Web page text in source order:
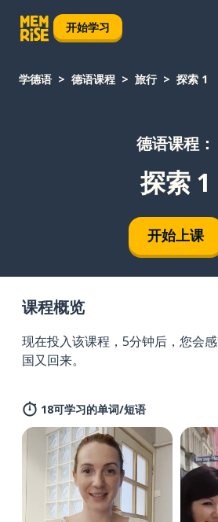
开始学习
学德语 德语课程 旅行 探索 1
德语课程：
探索 1
开始上课
课程概览
现在投入该课程，5分钟后，您会
国又回来。
18可学习的单词/短语